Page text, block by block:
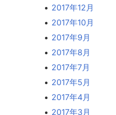
2017年12月
2017年10月
2017年9月
2017年8月
2017年7月
2017年5月
2017年4月
2017年3月